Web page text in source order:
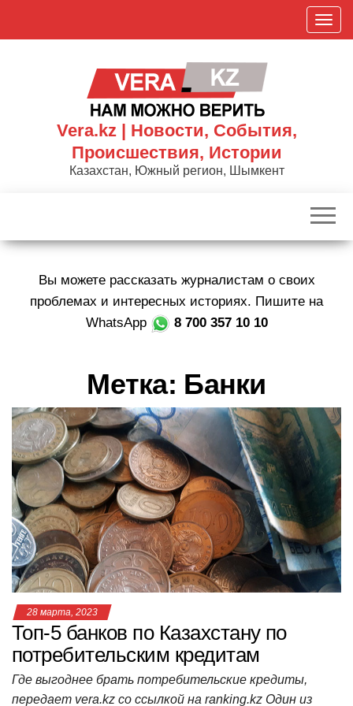
П
о
к
р
а
ю
Vera.kz | Новости, События,
Происшествия, Истории
Казахстан, Южный регион, Шымкент
Вы можете рассказать журналистам о своих
проблемах и интересных историях. Пишите на
WhatsApp
8 700 357 10 10
Метка: Банки
28 марта, 2023
Топ-5 банков по Казахстану по
потребительским кредитам
Где выгоднее брать потребительские кредиты,
передает vera.kz со ссылкой на ranking.kz Один из